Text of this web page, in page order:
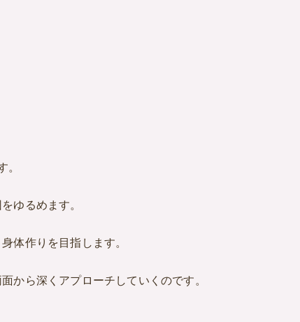
。
ゆるめます。
体作りを目指します。
から深くアプローチしていくのです。